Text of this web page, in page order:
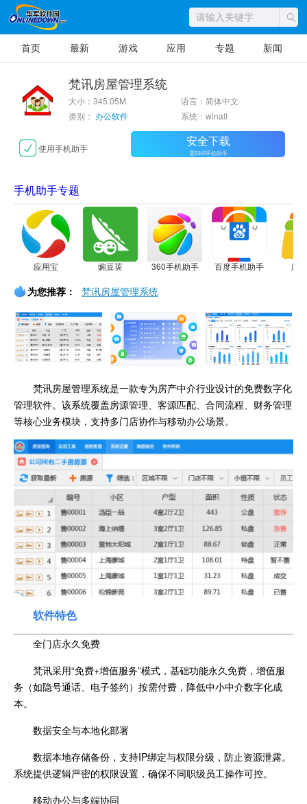
首页 最新 游戏 应用 专题 新闻
梵讯房屋管理系统
大小：345.05M
语言：简体中文
类别： 办公软件 系统：winall
使用手机助手 安全下载
需2345手机助手
手机助手专题
应用宝 豌豆荚 360手机助手 百度手机助手 应
为您推荐： 梵讯房屋管理系统
梵讯房屋管理系统是一款专为房产中介行业设计的免费数字化
管理软件。该系统覆盖房源管理、客源匹配、合同流程、财务管理
等核心业务模块，支持多门店协作与移动办公场景。
软件特色
全门店永久免费
梵讯采用“免费+增值服务”模式，基础功能永久免费，增值服
务（如隐号通话、电子签约）按需付费，降低中小中介数字化成
本。
数据安全与本地化部署
数据本地存储备份，支持IP绑定与权限分级，防止资源泄露。
系统提供逻辑严密的权限设置，确保不同职级员工操作可控。
移动办公与多端协同